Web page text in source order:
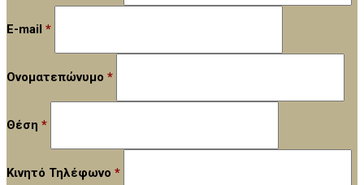
E-mail *
Ονοματεπώνυμο *
Θέση *
Κινητό Τηλέφωνο *